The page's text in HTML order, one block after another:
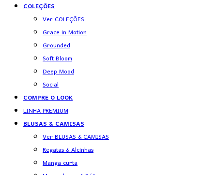
COLEÇÕES
Ver COLEÇÕES
Grace in Motion
Grounded
Soft Bloom
Deep Mood
Social
COMPRE O LOOK
LINHA PREMIUM
BLUSAS & CAMISAS
Ver BLUSAS & CAMISAS
Regatas & Alcinhas
Manga curta